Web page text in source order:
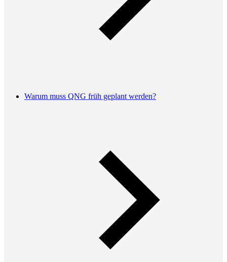
Warum muss QNG früh geplant werden?